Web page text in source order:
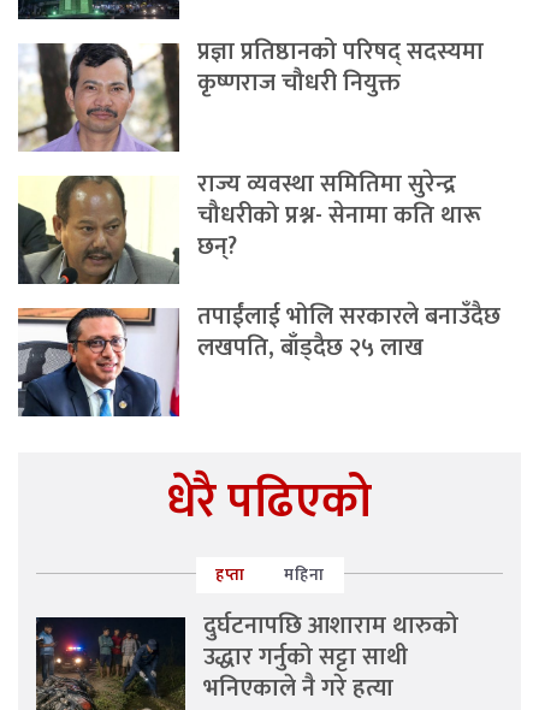
प्रज्ञा प्रतिष्ठानको परिषद् सदस्यमा
कृष्णराज चौधरी नियुक्त
राज्य व्यवस्था समितिमा सुरेन्द्र
चौधरीको प्रश्न- सेनामा कति थारू
छन्?
तपाईंलाई भोलि सरकारले बनाउँदैछ
लखपति, बाँड्दैछ २५ लाख
धेरै पढिएको
हप्ता महिना
दुर्घटनापछि आशाराम थारुको
उद्धार गर्नुको सट्टा साथी
भनिएकाले नै गरे हत्या